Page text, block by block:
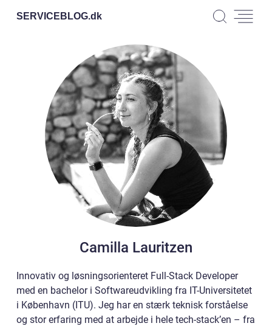
SERVICEBLOG.dk
Camilla Lauritzen
Innovativ og løsningsorienteret Full-Stack Developer
med en bachelor i Softwareudvikling fra IT-Universitetet
i København (ITU). Jeg har en stærk teknisk forståelse
og stor erfaring med at arbejde i hele tech-stack’en – fra